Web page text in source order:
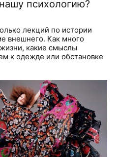
психологию?
лекций по истории
внешнего. Как много
какие смыслы
к одежде или обстановке